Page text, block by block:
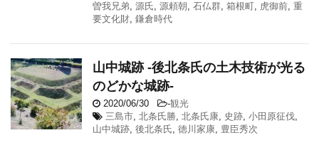
曽我兄弟, 源氏, 源頼朝, 石仏群, 箱根町, 虎御前, 重
要文化財, 鎌倉時代
山中城跡 -後北条氏の土木技術が光る
のどかな城跡-
2020/06/30 -観光
三島市, 北条氏勝, 北条氏康, 史跡, 小田原征伐,
山中城跡, 後北条氏, 徳川家康, 豊臣秀次